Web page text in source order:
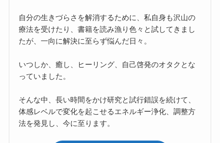
自分の生きづらさを解消するために、私自身も沢山の
療法を受けたり、書籍を読み漁り色々と試してきまし
たが、一向に解決に至らず悩んだ日々。
いつしか、癒し、ヒーリング、自己啓発のオタクとな
っていました。
そんな中、長い時間をかけ研究と試行錯誤を続けて、
体感レベルで変化を起こせるエネルギー浄化、調整方
法を発見し、今に至ります。